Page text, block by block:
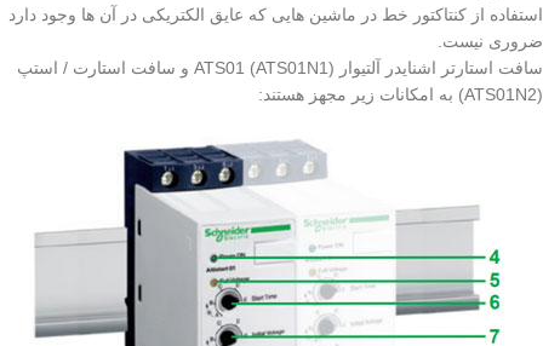
استفاده از کنتاکتور خط در ماشین هایی که عایق الکتریکی در آن ها وجود دارد
ضروری نیست.
سافت استارتر اشنایدر آلتیوار ATS01 (ATS01N1) و سافت استارت / استپ
(ATS01N2) به امکانات زیر مجهز هستند: